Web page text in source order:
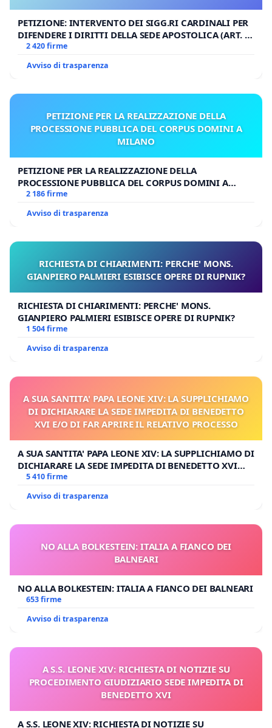
PETIZIONE: INTERVENTO DEI SIGG.RI CARDINALI PER
DIFENDERE I DIRITTI DELLA SEDE APOSTOLICA (ART. 3
UDG)
2 420 firme
Avviso di trasparenza
PETIZIONE PER LA REALIZZAZIONE DELLA
PROCESSIONE PUBBLICA DEL CORPUS DOMINI A
MILANO
PETIZIONE PER LA REALIZZAZIONE DELLA
PROCESSIONE PUBBLICA DEL CORPUS DOMINI A
MILANO
2 186 firme
Avviso di trasparenza
RICHIESTA DI CHIARIMENTI: PERCHE' MONS.
GIANPIERO PALMIERI ESIBISCE OPERE DI RUPNIK?
RICHIESTA DI CHIARIMENTI: PERCHE' MONS.
GIANPIERO PALMIERI ESIBISCE OPERE DI RUPNIK?
1 504 firme
Avviso di trasparenza
A SUA SANTITA' PAPA LEONE XIV: LA SUPPLICHIAMO
DI DICHIARARE LA SEDE IMPEDITA DI BENEDETTO
XVI E/O DI FAR APRIRE IL RELATIVO PROCESSO
A SUA SANTITA' PAPA LEONE XIV: LA SUPPLICHIAMO DI
DICHIARARE LA SEDE IMPEDITA DI BENEDETTO XVI
E/O DI FAR APRIRE IL RELATIVO PROCESSO
5 410 firme
Avviso di trasparenza
NO ALLA BOLKESTEIN: ITALIA A FIANCO DEI
BALNEARI
NO ALLA BOLKESTEIN: ITALIA A FIANCO DEI BALNEARI
653 firme
Avviso di trasparenza
A S.S. LEONE XIV: RICHIESTA DI NOTIZIE SU
PROCEDIMENTO GIUDIZIARIO SEDE IMPEDITA DI
BENEDETTO XVI
A S.S. LEONE XIV: RICHIESTA DI NOTIZIE SU